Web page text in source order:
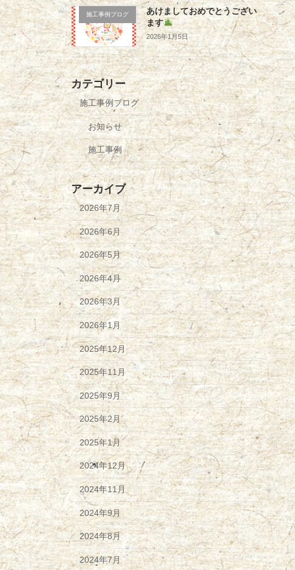
施工事例ブログ
あけましておめでとうござい
ます
2026年1月5日
カテゴリー
施工事例ブログ
お知らせ
施工事例
アーカイブ
2026年7月
2026年6月
2026年5月
2026年4月
2026年3月
2026年1月
2025年12月
2025年11月
2025年9月
2025年2月
2025年1月
2024年12月
2024年11月
2024年9月
2024年8月
2024年7月